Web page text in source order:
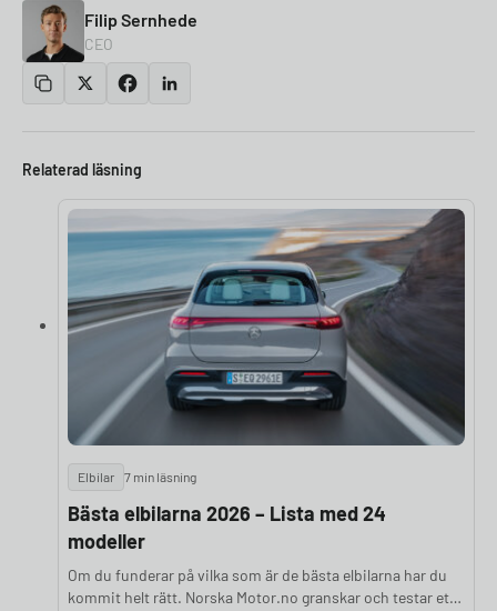
Filip Sernhede
CEO
Relaterad läsning
Elbilar 7 min läsning
Bästa elbilarna 2026 – Lista med 24
modeller
Om du funderar på vilka som är de bästa elbilarna har du
kommit helt rätt. Norska Motor.no granskar och testar ett